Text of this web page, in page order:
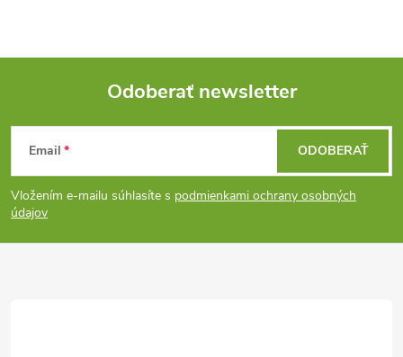
Z
á
p
Odoberať newsletter
Email
Vložením e-mailu súhlasíte s podmienkami ochrany osobných
údajov
ODOBERAŤ